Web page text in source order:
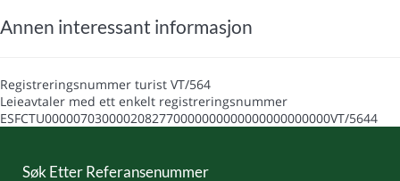
Annen interessant informasjon
Registreringsnummer turist VT/564
Leieavtaler med ett enkelt registreringsnummer
ESFCTU0000070300002082770000000000000000000000VT/5644
Søk Etter Referansenummer